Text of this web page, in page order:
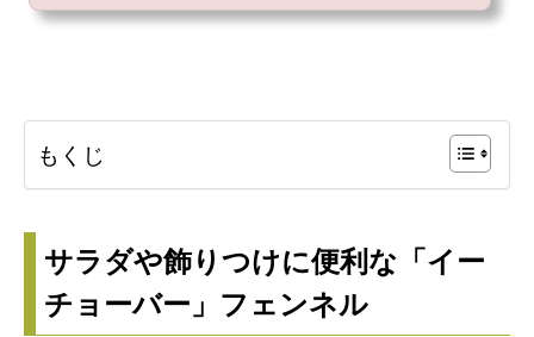
もくじ
サラダや飾りつけに便利な「イー
チョーバー」フェンネル